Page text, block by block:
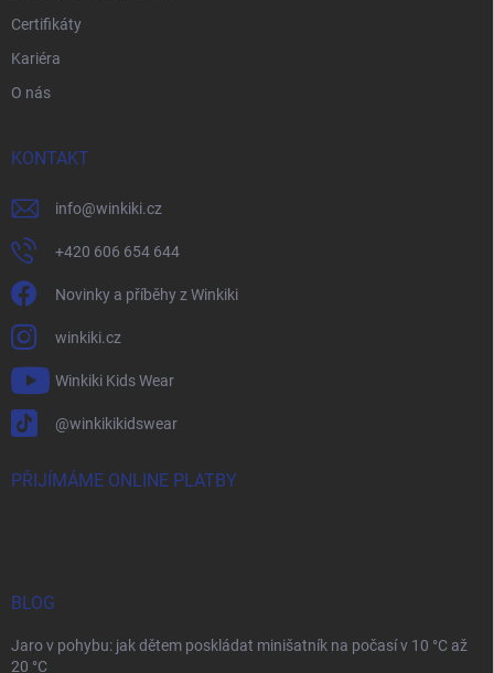
Certifikáty
Kariéra
O nás
KONTAKT
info@winkiki.cz
+420 606 654 644
Novinky a příběhy z Winkiki
winkiki.cz
Winkiki Kids Wear
@winkikikidswear
PŘIJÍMÁME ONLINE PLATBY
BLOG
Jaro v pohybu: jak dětem poskládat minišatník na počasí v 10 °C až
20 °C